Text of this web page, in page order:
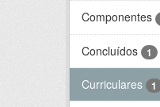
Componentes
Concluídos 1
Curriculares 1